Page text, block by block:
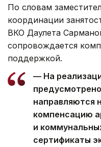
По словам
координации
ВКО Даулета
сопровождается
поддержкой.
— На
направляются
компенсацию
и
сертификаты